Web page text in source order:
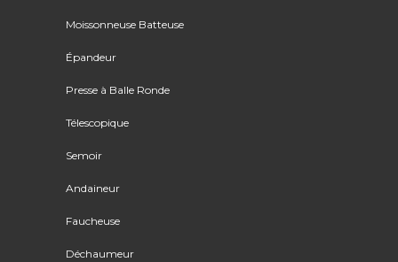
Moissonneuse Batteuse
Épandeur
Presse à Balle Ronde
Télescopique
Semoir
Andaineur
Faucheuse
Déchaumeur